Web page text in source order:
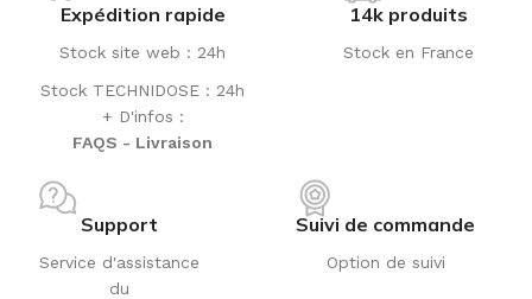
Expédition rapide
Stock site web : 24h
Stock TECHNIDOSE : 24h
+ D'infos :
FAQS - Livraison
14k produits
Stock en France
Support
Service d'assistance
du
Suivi de commande
Option de suivi